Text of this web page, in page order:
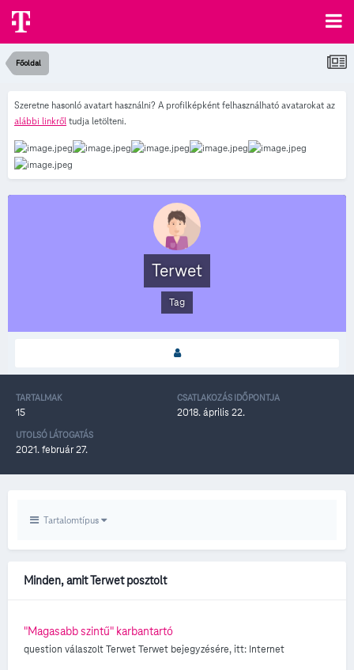
Főoldal
Szeretne hasonló avatart használni? A profilképként felhasználható avatarokat az
alábbi linkről tudja letölteni.
Terwet
Tag
TARTALMAK
15
CSATLAKOZÁS IDŐPONTJA
2018. április 22.
UTOLSÓ LÁTOGATÁS
2021. február 27.
Tartalomtípus
Minden, amit Terwet posztolt
"Magasabb szintű" karbantartó
question válaszoltTerwetTerwet bejegyzésére, itt: Internet